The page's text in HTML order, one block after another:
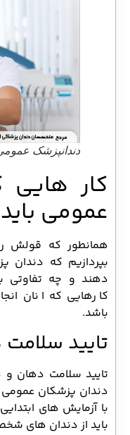
دندانپزشک عمومی
کار هایی
عمومی
همانطور که قولش را
بپردازیم که دندان
دهند و چه تفاوتی
کارهایی که انان
باشد.
تایید سلامت
تایید سلامت دهان و
دندان پزشکان عمومی
با آزمایش های ابتدایی
باید از دندان های